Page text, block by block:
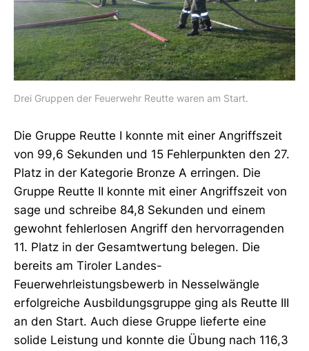
Drei Gruppen der Feuerwehr Reutte waren am Start.
Die Gruppe Reutte I konnte mit einer Angriffszeit
von 99,6 Sekunden und 15 Fehlerpunkten den 27.
Platz in der Kategorie Bronze A erringen. Die
Gruppe Reutte II konnte mit einer Angriffszeit von
sage und schreibe 84,8 Sekunden und einem
gewohnt fehlerlosen Angriff den hervorragenden
11. Platz in der Gesamtwertung belegen. Die
bereits am Tiroler Landes-
Feuerwehrleistungsbewerb in Nesselwängle
erfolgreiche Ausbildungsgruppe ging als Reutte III
an den Start. Auch diese Gruppe lieferte eine
solide Leistung und konnte die Übung nach 116,3